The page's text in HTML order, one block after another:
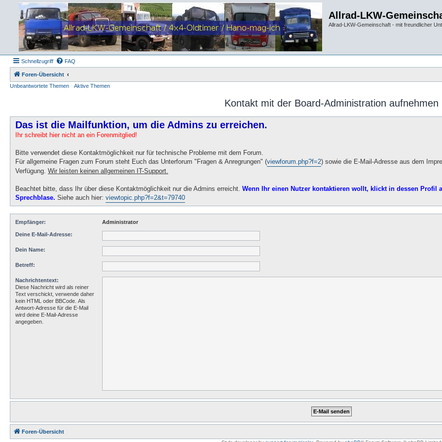
Allrad-LKW-
Allrad-LKW-Gemeinschaft - mit freundlicher
Schnellzugriff FAQ
Foren-Übersicht
Unbeantwortete Themen
Aktive Themen
Kontakt mit der Board-Administration aufnehmen
Das ist die Mailfunktion, um die Admins zu erreichen.
Ihr schreibt hier nicht an ein Forenmitglied!
Bitte verwendet diese Kontaktmöglichkeit nur für technische Probleme mit dem Forum.
Für allgemeine Fragen zum Forum steht Euch das Unterforum "Fragen & Anregrungen" (viewforum.php?f=2) sowie die E-Mail-Adresse aus dem
Verfügung. Wir leisten keinen allgemeinen IT-Support.
Beachtet bitte, dass Ihr über diese Kontaktmöglichkeit nur die Admins erreicht. Wenn Ihr einen Nutzer kontaktieren wollt, klickt in dessen Profil
Sprechblase. Siehe auch hier: viewtopic.php?f=2&t=79740
Empfänger: Administrator
Deine E-Mail-Adresse:
Dein Name:
Betreff:
Nachrichtentext:
Diese Nachricht wird als reiner
Text verschickt, verwende daher
kein HTML oder BBCode. Als
Antwort-Adresse für die E-Mail
wird deine E-Mail-Adresse
angegeben.
Foren-Übersicht